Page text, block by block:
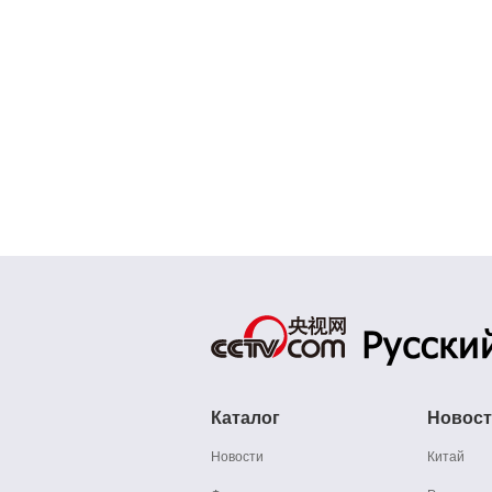
Каталог
Новости Китай